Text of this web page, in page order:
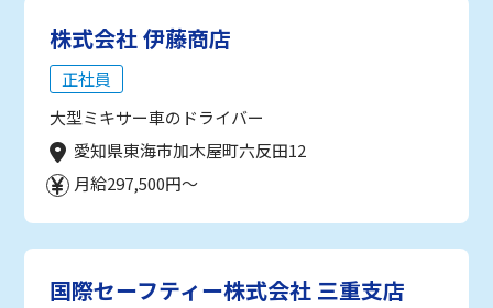
株式会社 伊藤商店
正社員
大型ミキサー車のドライバー
愛知県東海市加木屋町六反田12
月給297,500円～
国際セーフティー株式会社 三重支店